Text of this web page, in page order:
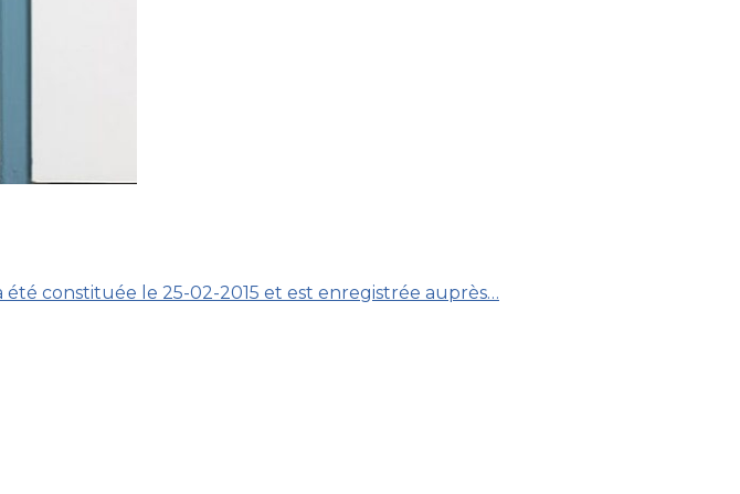
constituée le 25-02-2015 et est enregistrée auprès…